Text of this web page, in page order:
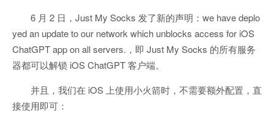
6 月 2 日，Just My Socks 发了新的声明：we have deplo
yed an update to our network which unblocks access for iOS
ChatGPT app on all servers.，即 Just My Socks 的所有服务
器都可以解锁 iOS ChatGPT 客户端。
并且，我们在 iOS 上使用小火箭时，不需要额外配置，直
接使用即可：